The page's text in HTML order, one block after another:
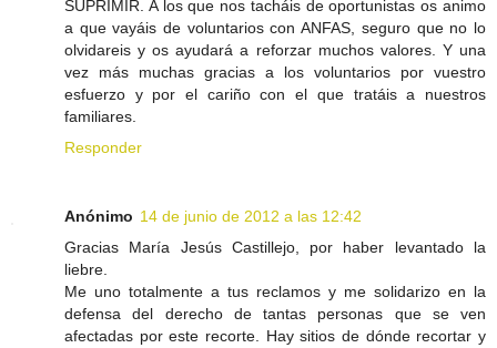
SUPRIMIR. A los que nos tacháis de oportunistas os animo
a que vayáis de voluntarios con ANFAS, seguro que no lo
olvidareis y os ayudará a reforzar muchos valores. Y una
vez más muchas gracias a los voluntarios por vuestro
esfuerzo y por el cariño con el que tratáis a nuestros
familiares.
Responder
Anónimo 14 de junio de 2012 a las 12:42
Gracias María Jesús Castillejo, por haber levantado la
liebre.
Me uno totalmente a tus reclamos y me solidarizo en la
defensa del derecho de tantas personas que se ven
afectadas por este recorte. Hay sitios de dónde recortar y